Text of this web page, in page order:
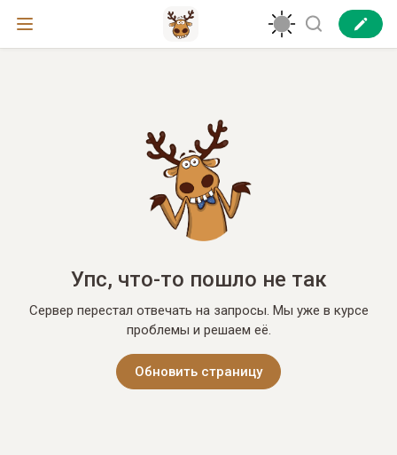
Упс, что-то пошло не так
Сервер перестал отвечать на запросы. Мы уже в курсе
проблемы и решаем её.
Обновить страницу